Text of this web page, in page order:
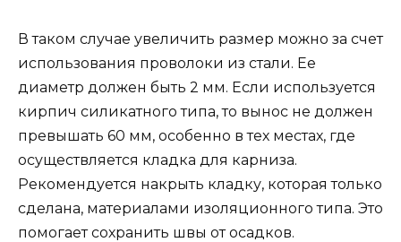
В таком случае увеличить размер можно за счет
использования проволоки из стали. Ее
диаметр должен быть 2 мм. Если используется
кирпич силикатного типа, то вынос не должен
превышать 60 мм, особенно в тех местах, где
осуществляется кладка для карниза.
Рекомендуется накрыть кладку, которая только
сделана, материалами изоляционного типа. Это
помогает сохранить швы от осадков.